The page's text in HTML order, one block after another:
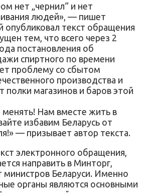
нет „чернил“ и нет
людей», — пишет
опубликовал текст обращения
тем, что всего через 2
постановления об
спиртного по времени
проблему со сбытом
производства и
полки магазинов и баров этой
Нам вместе жить в
избавим Беларусь от
— призывает автор текста.
электронного обращения,
направить в Минторг,
министров Беларуси. Именно
органы являются основными